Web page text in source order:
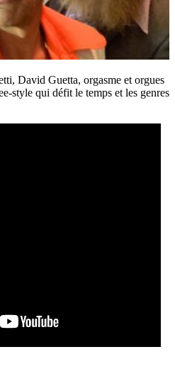
David Guetta, orgasme et orgues
style qui défit le temps et les genres